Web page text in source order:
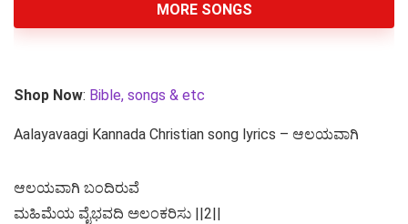
MORE SONGS
Shop Now: Bible, songs & etc
Aalayavaagi Kannada Christian song lyrics – ಆಲಯವಾಗಿ
ಆಲಯವಾಗಿ ಬಂದಿರುವೆ
ಮಹಿಮೆಯ ವೈಭವದಿ ಅಲಂಕರಿಸು ||2||